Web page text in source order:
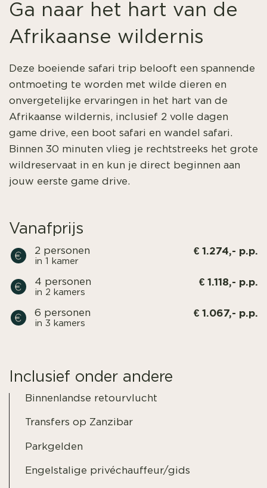
Ga naar het hart van de
Afrikaanse wildernis
Deze boeiende safari trip belooft een spannende
ontmoeting te worden met wilde dieren en
onvergetelijke ervaringen in het hart van de
Afrikaanse wildernis, inclusief 2 volle dagen
game drive, een boot safari en wandel safari.
Binnen 30 minuten vlieg je rechtstreeks het grote
wildreservaat in en kun je direct beginnen aan
jouw eerste game drive.
Vanafprijs
2 personen
in 1 kamer
€ 1.274,- p.p.
4 personen
in 2 kamers
€ 1.118,- p.p.
6 personen
in 3 kamers
€ 1.067,- p.p.
Inclusief onder andere
Binnenlandse retourvlucht
Transfers op Zanzibar
Parkgelden
Engelstalige privéchauffeur/gids